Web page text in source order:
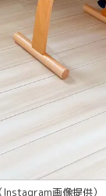
画像提供）